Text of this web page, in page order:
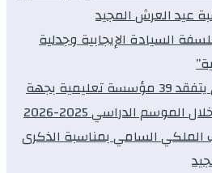
عيد العرش المجيد
السيادة الإيجابية وجدلية
الدكتور نوفل كديلي يتفقد 39 مؤسسة تعليمية بجهة
الدراسي 2025-2026
الملكي السامي بمناسبة الذكرى